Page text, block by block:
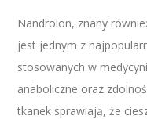
Nandrolon, znany
jest jednym z
stosowanych w
anaboliczne oraz
tkanek sprawiają, że